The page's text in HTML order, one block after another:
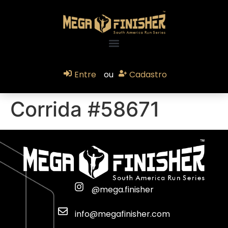
Entre ou Cadastro
Corrida #58671
@mega.finisher
info@megafinisher.com